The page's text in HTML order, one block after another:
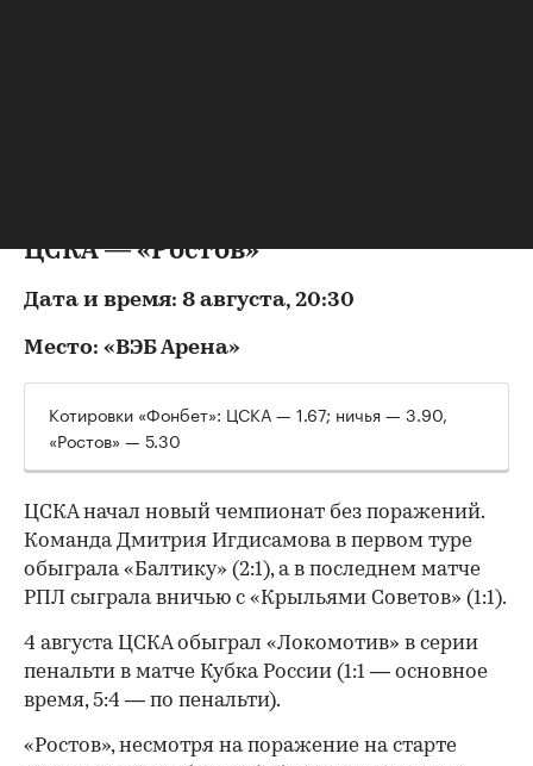
ЦСКА — «Ростов»
Дата и время: 8 августа, 20:30
Место: «ВЭБ Арена»
Котировки «Фонбет»: ЦСКА — 1.67; ничья — 3.90,
«Ростов» — 5.30
ЦСКА начал новый чемпионат без поражений.
Команда Дмитрия Игдисамова в первом туре
обыграла «Балтику» (2:1), а в последнем матче
РПЛ сыграла вничью с «Крыльями Советов» (1:1).
4 августа ЦСКА обыграл «Локомотив» в серии
пенальти в матче Кубка России (1:1 — основное
время, 5:4 — по пенальти).
«Ростов», несмотря на поражение на старте